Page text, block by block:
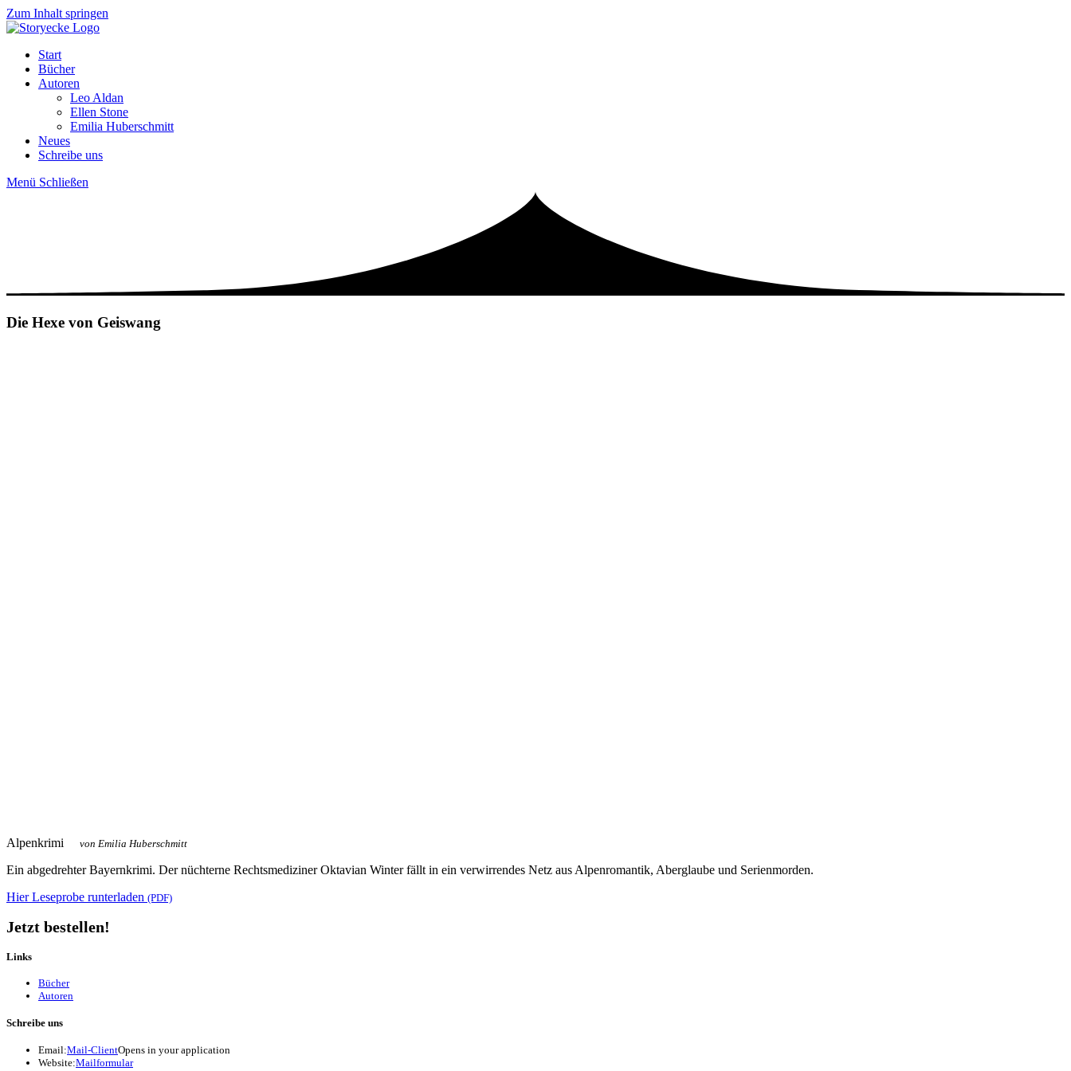
Zum Inhalt springen
Start
Bücher
Autoren
Leo Aldan
Ellen Stone
Emilia Huberschmitt
Neues
Schreibe uns
Menü Schließen
Die Hexe von Geiswang
Alpenkrimi von Emilia Huberschmitt
Ein abgedrehter Bayern­krimi. Der nüchterne Rechts­mediziner Oktavian Winter fällt in ein verwirrendes Netz aus Alpen­romantik, Aber­glaube und Serien­morden.
Hier Leseprobe runterladen (PDF)
Jetzt bestellen!
Links
Bücher
Autoren
Schreibe uns
Email:Mail-ClientOpens in your application
Website:Mailformular